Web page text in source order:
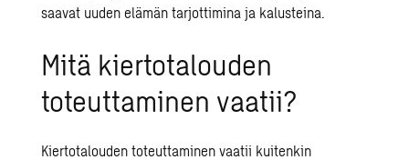
saavat uuden elämän tarjottimina ja kalusteina.
Mitä kiertotalouden
toteuttaminen vaatii?
Kiertotalouden toteuttaminen vaatii kuitenkin